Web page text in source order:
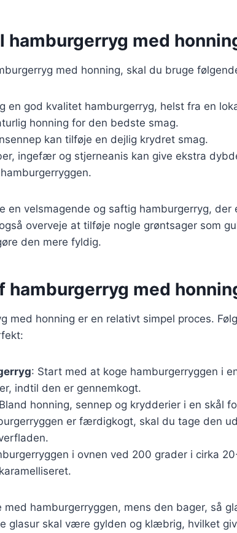
hamburgerryg med
med honning, skal du bruge
en god kvalitet hamburgerryg, helst fra en
honning for den bedste smag.
kan tilføje en dejlig krydret smag.
ingefær og stjerneanis kan give ekstra
en velsmagende og saftig hamburgerryg, der
overveje at tilføje nogle grøntsager som
den mere fyldig.
hamburgerryg med
med honning er en relativt simpel proces.
: Start med at koge hamburgerryggen i
indtil den er gennemkogt.
honning, sennep og krydderier i en skål
er færdigkogt, skal du tage den
i ovnen ved 200 grader i cirka
hamburgerryggen, mens den bager, så
glasur skal være gylden og klæbrig, hvilket